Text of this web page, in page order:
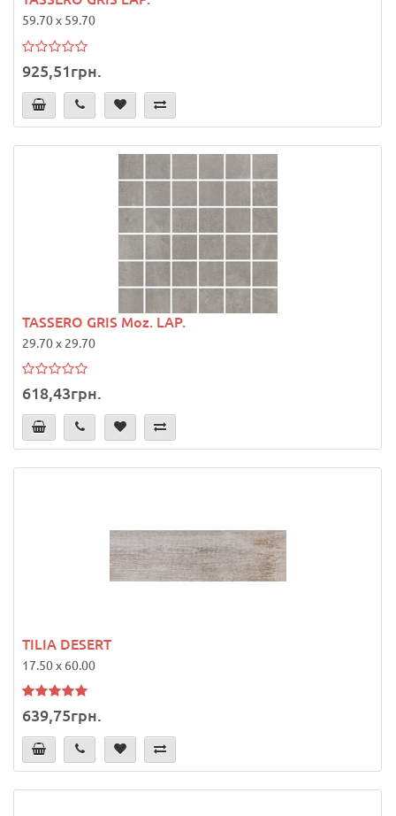
59.70 x 59.70
925,51грн.
TASSERO GRIS Moz. LAP.
29.70 x 29.70
618,43грн.
TILIA DESERT
17.50 x 60.00
639,75грн.